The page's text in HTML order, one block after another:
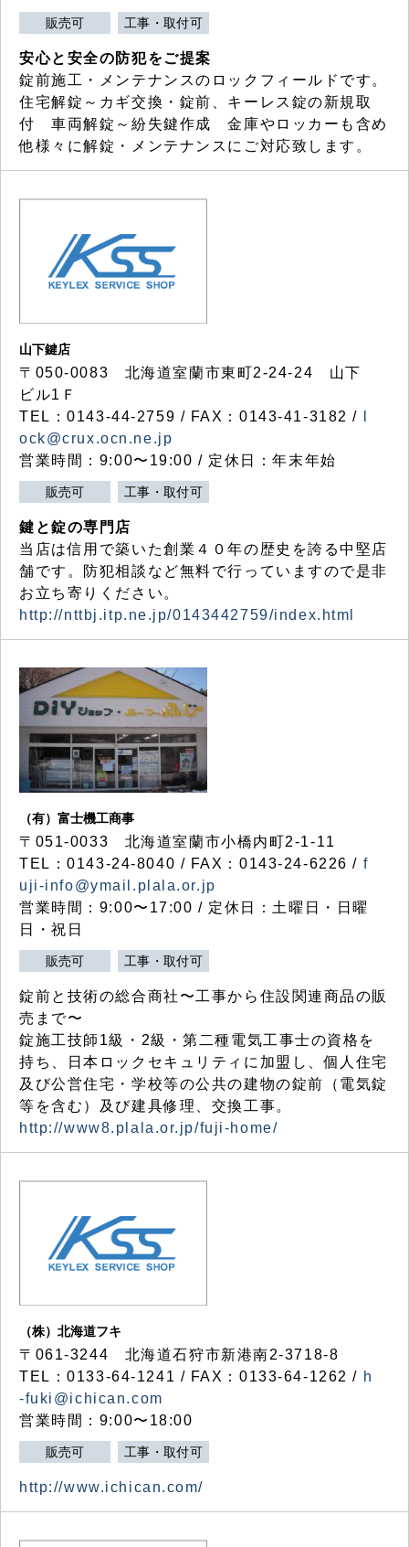
販売可 工事・取付可
安心と安全の防犯をご提案
錠前施工・メンテナンスのロックフィールドです。
住宅解錠～カギ交換・錠前、キーレス錠の新規取
付 車両解錠～紛失鍵作成 金庫やロッカーも含め
他様々に解錠・メンテナンスにご対応致します。
山下鍵店
〒050-0083 北海道室蘭市東町2-24-24 山下
ビル1Ｆ
TEL：0143-44-2759 / FAX：0143-41-3182 /
ock@crux.ocn.ne.jp
営業時間：9:00〜19:00 / 定休日：年末年始
販売可 工事・取付可
鍵と錠の専門店
当店は信用で築いた創業４０年の歴史を誇る中堅店
舗です。防犯相談など無料で行っていますので是非
お立ち寄りください。
http://nttbj.itp.ne.jp/0143442759/index.html
（有）富士機工商事
〒051-0033 北海道室蘭市小橋内町2-1-11
TEL：0143-24-8040 / FAX：0143-24-6226 / f
uji-info@ymail.plala.or.jp
営業時間：9:00〜17:00 / 定休日：土曜日・日曜
日・祝日
販売可 工事・取付可
錠前と技術の総合商社〜工事から住設関連商品の販
売まで〜
錠施工技師1級・2級・第二種電気工事士の資格を
持ち、日本ロックセキュリティに加盟し、個人住宅
及び公営住宅・学校等の公共の建物の錠前（電気錠
等を含む）及び建具修理、交換工事。
http://www8.plala.or.jp/fuji-home/
（株）北海道フキ
〒061-3244 北海道石狩市新港南2-3718-8
TEL：0133-64-1241 / FAX：0133-64-1262 / h
-fuki@ichican.com
営業時間：9:00〜18:00
販売可 工事・取付可
http://www.ichican.com/